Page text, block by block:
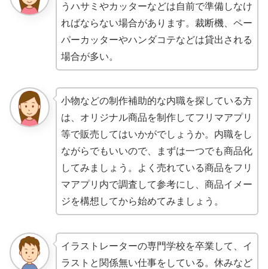
うハサミやカッターなどは自前で準備しなけ
ればならない場合があります。裁断機、ペー
パーカッターやハンダコテなどは貸出される
場合が多い。
小物などの制作補助的な内職を探している方
は、オリジナル商品を制作してフリマアプリ
等で販売してはいかがでしょうか。内職をし
ながらでもいいので、まずは一つでも商品化
してみましょう。よく売れている商品をフリ
マアプリ内で調査して参考にし、商品イメー
ジを構想してから始めてみましょう。
イラストレーターの専門学校を卒業して、イ
ラストと関係無い仕事をしている。休みなど